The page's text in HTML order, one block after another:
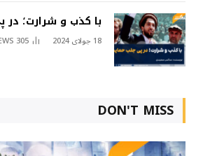
با کذب و شرارت؛ در
18 جولای 2024 305
DON'T MISS